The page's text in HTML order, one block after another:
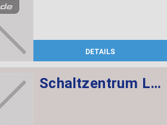
DETAILS
Schaltzentrum Lenksäule